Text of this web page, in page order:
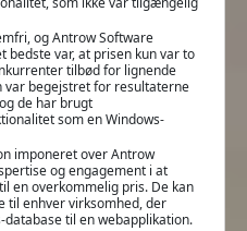
og Antrow Software
var, at prisen kun var to
tilbød for lignende
var begejstret for resultaterne
de har brugt
som en Windows-
imponeret over Antrow
og engagement i at
en overkommelig pris. De kan
til enhver virksomhed, der
til en webapplikation.